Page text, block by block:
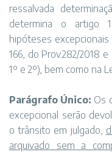
ressalvada
determina o artigo
hipóteses
166, do Prov.282/2018
1º e 2º), bem como na
Parágrafo Único: Os
excepcional serão
o trânsito em julgado,
arquivado sem a